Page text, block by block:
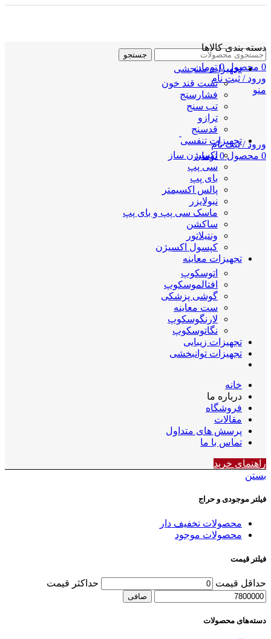
جستجو
0 محصول 0 تومان
ورود / ثبت نام
منو
ورود / ثبت نام
0 محصول 0 تومان
دسته بندی کالاها
تجهیزات سنجشی
تست قند خون
فشارسنج
تب سنج
ترازو
قدسنج
تجهیزات تنفسی
اکسیژن ساز
سی پپ
بای پپ
پالس اکسیمتر
نبولایزر
ماسک سی پپ و بای پپ
ساکشن
ونتیلاتور
کپسول اکسیژن
تجهیزات معاینه
اتوسکوپ
افتالموسکوپ
گوشی پزشکی
ست معاینه
لارنگوسکوپ
نگاتوسکوپ
تجهیزات زیبایی
تجهیزات توانبخشی
خانه
درباره ما
فروشگاه
مقالات
پرسش های متداول
تماس با ما
راهنمای خرید
بستن
فیلتر موجودی و حراج
محصولات تخفیف دار
محصولات موجود
فیلتر قیمت
حداقل قیمت حداكثر قيمت
صافی
دسته‌های محصولات